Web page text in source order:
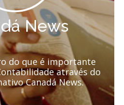
News
do que é importante
através do
Canadá News.